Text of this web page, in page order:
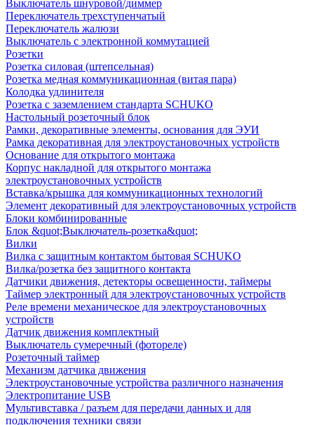
Выключатель шнуровой/диммер
Переключатель трехступенчатый
Переключатель жалюзи
Выключатель с электронной коммутацией
Розетки
Розетка силовая (штепсельная)
Розетка медная коммуникационная (витая пара)
Колодка удлинителя
Розетка с заземлением стандарта SCHUKO
Настольный розеточный блок
Рамки, декоративные элементы, основания для ЭУИ
Рамка декоративная для электроустановочных устройств
Основание для открытого монтажа
Корпус накладной для открытого монтажа
электроустановочных устройств
Вставка/крышка для коммуникационных технологий
Элемент декоративный для электроустановочных устройств
Блоки комбинированные
Блок &quot;Выключатель-розетка&quot;
Вилки
Вилка с защитным контактом бытовая SCHUKO
Вилка/розетка без защитного контакта
Датчики движения, детекторы освещенности, таймеры
Таймер электронный для электроустановочных устройств
Реле времени механическое для электроустановочных
устройств
Датчик движения комплектный
Выключатель сумеречный (фотореле)
Розеточный таймер
Механизм датчика движения
Электроустановочные устройства различного назначения
Электропитание USB
Мультивставка / разъем для передачи данных и для
подключения техники связи